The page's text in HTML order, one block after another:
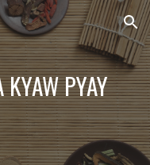
Skip to navigation